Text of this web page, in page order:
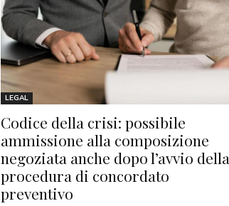
LEGAL
Codice della crisi: possibile
ammissione alla composizione
negoziata anche dopo l’avvio della
procedura di concordato
preventivo